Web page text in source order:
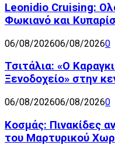
Leonidio Cruising:
Φωκιανό και
06/08/202606/08/20260
Τσιτάλια: «Ο
Ξενοδοχείο» στην
06/08/202606/08/20260
Κοσμάς: Πινακίδες
του Μαρτυρικού